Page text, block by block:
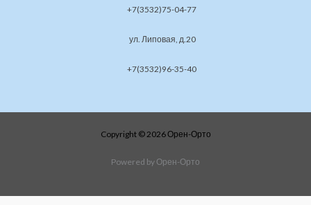
+7(3532)75-04-77
ул. Липовая, д.20
+7(3532)96-35-40
Copyright © 2026 Орен-Орто
Powered by Орен-Орто